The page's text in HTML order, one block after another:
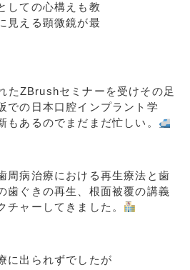
しての心構えも教
見える顕微鏡が最
たZBrushセミナーを受けその足
での日本口腔インプラント学
もあるのでまだまだ忙しい。
周病治療における再生療法と歯
歯ぐきの再生、根面被覆の講義
チャーしてきました。
に出られずでしたが